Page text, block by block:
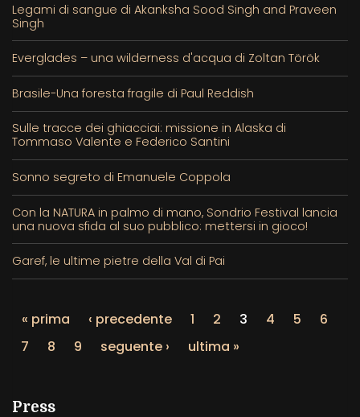
Legami di sangue di Akanksha Sood Singh and Praveen
Singh
Everglades – una wilderness d'acqua di Zoltan Török
Brasile-Una foresta fragile di Paul Reddish
Sulle tracce dei ghiacciai: missione in Alaska di
Tommaso Valente e Federico Santini
Sonno segreto di Emanuele Coppola
Con la NATURA in palmo di mano, Sondrio Festival lancia
una nuova sfida al suo pubblico: mettersi in gioco!
Garef, le ultime pietre della Val di Pai
« prima ‹ precedente 1 2 3 4 5
6
7
8 9 seguente › ultima »
Press